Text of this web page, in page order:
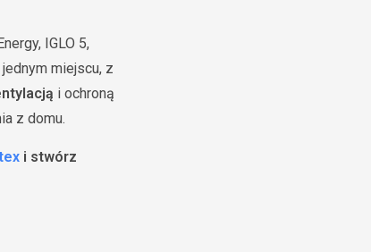
IGLO 5,
miejscu, z
i ochroną
z domu.
i stwórz